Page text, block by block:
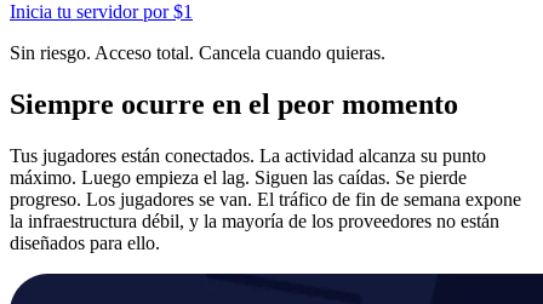
Inicia tu servidor por $1
Sin riesgo. Acceso total. Cancela cuando quieras.
Siempre ocurre en el peor momento
Tus jugadores están conectados. La actividad alcanza su punto
máximo. Luego empieza el lag. Siguen las caídas. Se pierde
progreso. Los jugadores se van. El tráfico de fin de semana expone
la infraestructura débil, y la mayoría de los proveedores no están
diseñados para ello.